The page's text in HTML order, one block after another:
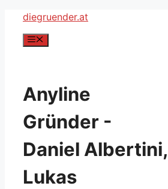
Zum
Inhalt
springen
diegruender.at
Menü
Anyline
Gründer -
Daniel Albertini,
Lukas